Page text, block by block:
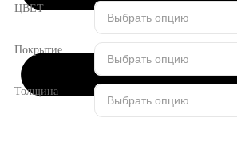
ЦВЕТ
Покрытие
Толщина